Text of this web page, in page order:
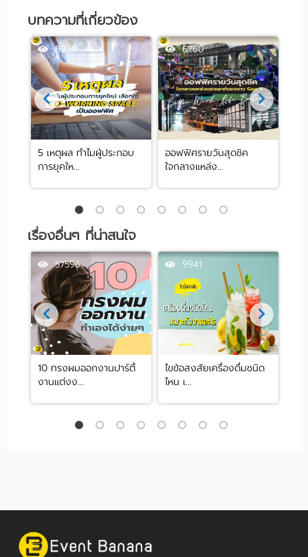
บทความที่เกี่ยวข้อง
8990
5 เหตุผล ทำไมผู้ประกอบ
การยุคให...
6760
ออฟฟิศรายวันสุดชิค
ใจกลางแหล่ง...
เรื่องอื่นๆ ที่น่าสนใจ
57596
10 ทรงผมออกงานปาร์ตี้
งานแต่งง...
9941
ไขข้อสงสัยเครื่องดื่มชนิด
ไหน เ...